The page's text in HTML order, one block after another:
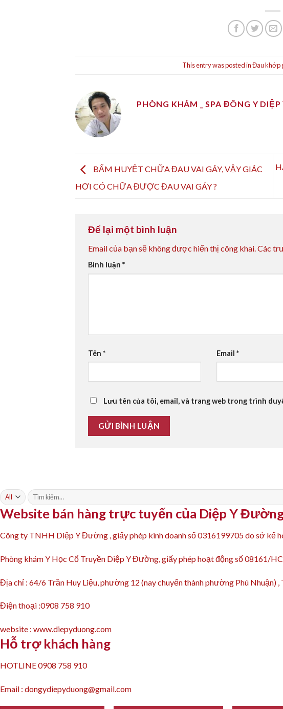
This entry was posted inĐau khớp
PHÒNG KHÁM _ SPA ĐÔNG Y
BẤM HUYỆT CHỮA ĐAU VAI GÁY, VẬY GIÁC
HƠI CÓ CHỮA ĐƯỢC ĐAU VAI GÁY ?
Để lại một bình luận
Email của bạn sẽ không được hiển thị công khai.Các
Bình luận *
Tên * Email *
Lưu tên của tôi, email, và trang web trong trình
Tìm
kiếm:
Website bán hàng trực tuyến của Diệp Y
Công ty TNHH Diệp Y Đường , giấy phép kinh doanh số 0316199705 do sở kế
Phòng khám Y Học Cổ Truyền Diệp Y Đường, giấy phép hoạt động số 08161/
Địa chỉ : 64/6 Trần Huy Liệu, phường 12 (nay chuyển thành phường Phú Nhuận)
Điện thoại :0908 758 910
website : www.diepyduong.com
Hỗ trợ khách hàng
HOTLINE 0908 758 910
Email : dongydiepyduong@gmail.com